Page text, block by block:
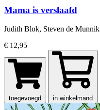
Mama is verslaafd
Judith Blok, Steven de Munnik
€ 12,95
toegevoegd in winkelmand